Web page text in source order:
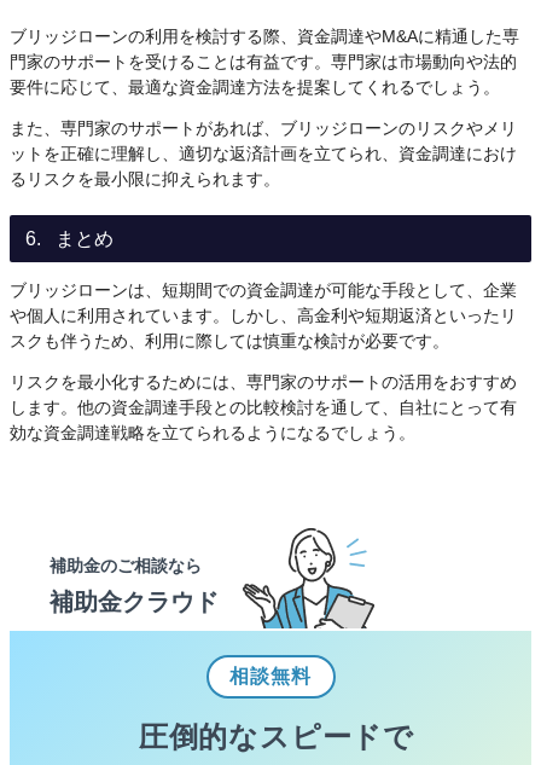
ブリッジローンの利用を検討する際、資金調達やM&Aに精通した専
門家のサポートを受けることは有益です。専門家は市場動向や法的
要件に応じて、最適な資金調達方法を提案してくれるでしょう。
また、専門家のサポートがあれば、ブリッジローンのリスクやメリ
ットを正確に理解し、適切な返済計画を立てられ、資金調達におけ
るリスクを最小限に抑えられます。
まとめ
ブリッジローンは、短期間での資金調達が可能な手段として、企業
や個人に利用されています。しかし、高金利や短期返済といったリ
スクも伴うため、利用に際しては慎重な検討が必要です。
リスクを最小化するためには、専門家のサポートの活用をおすすめ
します。他の資金調達手段との比較検討を通して、自社にとって有
効な資金調達戦略を立てられるようになるでしょう。
補助金のご相談なら
補助金クラウド
相談無料
圧倒的なスピードで